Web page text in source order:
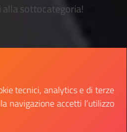
sottocategoria!
tecnici, analytics e di terze
navigazione accetti l’utilizzo